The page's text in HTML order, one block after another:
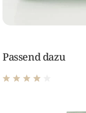
Passend dazu